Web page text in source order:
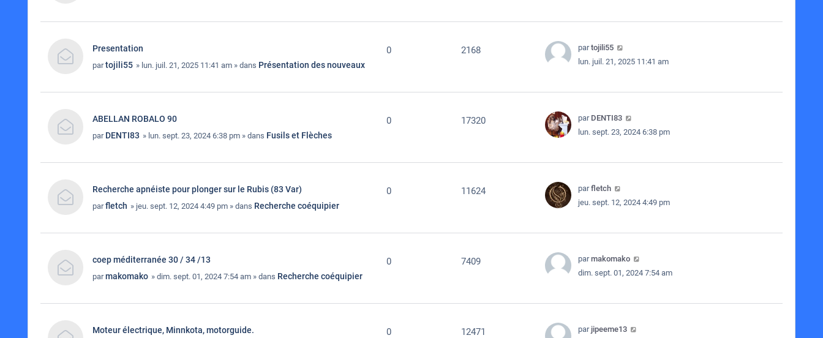
Presentation
partojili55 » lun. juil. 21, 2025 11:41 am » dans Présentation des nouveaux
0 2168 partojili55
lun. juil. 21, 2025 11:41 am
ABELLAN ROBALO 90
par DENTI83 » lun. sept. 23, 2024 6:38 pm » dans Fusils et Flèches
0 17320 par DENTI83
lun. sept. 23, 2024 6:38 pm
Recherche apnéiste pour plonger sur le Rubis (83 Var)
parfletch » jeu. sept. 12, 2024 4:49 pm » dans Recherche coéquipier
0 11624 parfletch
jeu. sept. 12, 2024 4:49 pm
coep méditerranée 30 / 34 /13
parmakomako » dim. sept. 01, 2024 7:54 am » dans Recherche coéquipier
0 7409 parmakomako
dim. sept. 01, 2024 7:54 am
Moteur électrique, Minnkota, motorguide. 0 12471 parjipeeme13